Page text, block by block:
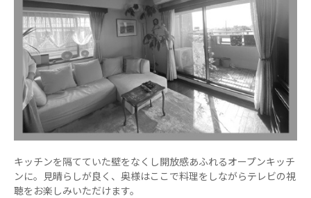
キッチンを隔てていた壁をなくし開放感あふれるオープンキッチ
ンに。見晴らしが良く、奥様はここで料理をしながらテレビの視
聴をお楽しみいただけます。